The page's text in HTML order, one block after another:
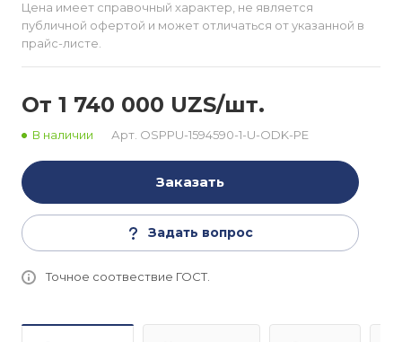
Цена имеет справочный характер, не является
публичной офертой и может отличаться от указанной в
прайс-листе.
От 1 740 000 UZS/шт.
В наличии Арт. ОSPPU-1594590-1-U-ODK-PE
Заказать
Задать вопрос
Точное соотвествие ГОСТ.